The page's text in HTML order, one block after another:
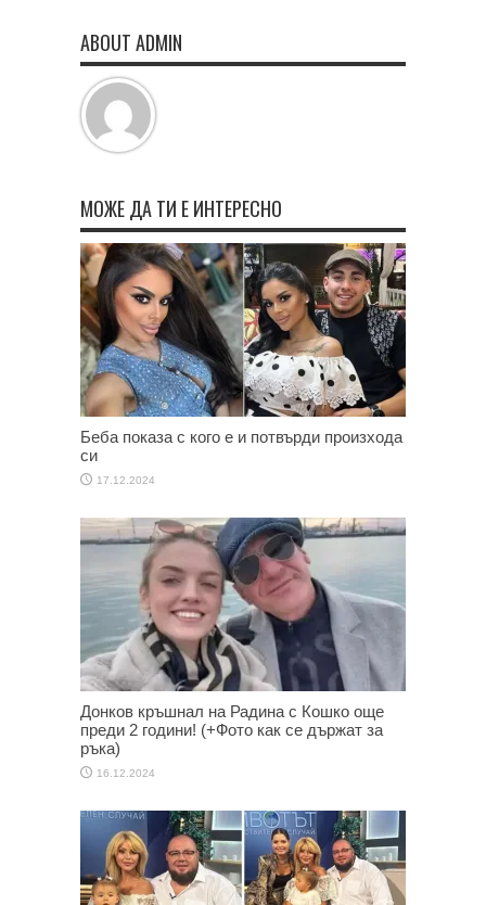
ABOUT ADMIN
МОЖЕ ДА ТИ Е ИНТЕРЕСНО
Беба показа с кого е и потвърди произхода
си
17.12.2024
Донков кръшнал на Радина с Кошко още
преди 2 години! (+Фото как се държат за
ръка)
16.12.2024